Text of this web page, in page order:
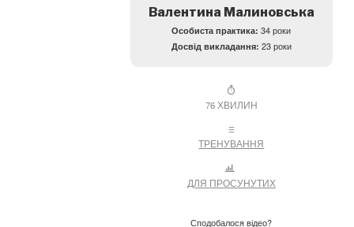
Валентина Малиновська
Особиста практика: 34 роки
Досвід викладання: 23 роки
76 ХВИЛИН
ТРЕНУВАННЯ
ДЛЯ ПРОСУНУТИХ
Сподобалося відео?